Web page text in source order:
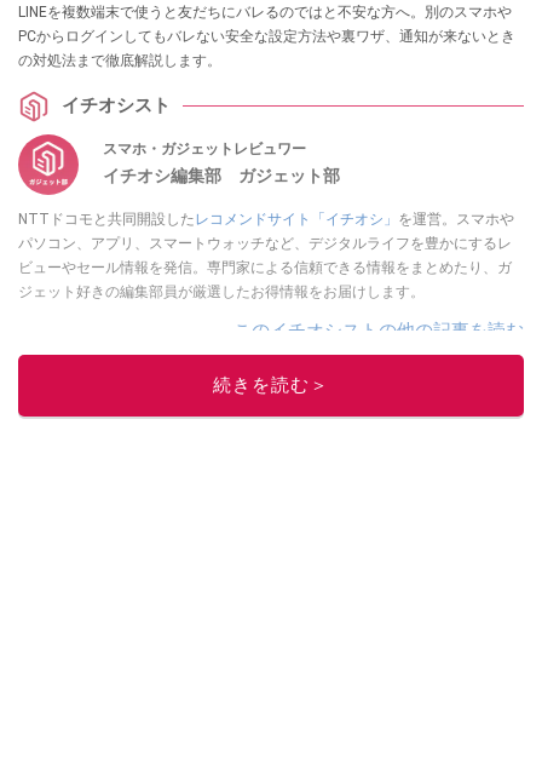
LINEを複数端末で使うと友だちにバレるのではと不安な方へ。別のスマホや
PCからログインしてもバレない安全な設定方法や裏ワザ、通知が来ないとき
の対処法まで徹底解説します。
イチオシスト
スマホ・ガジェットレビュワー
イチオシ編集部 ガジェット部
NTTドコモと共同開設した レコメンドサイト「イチオシ」 を運営。スマホや
パソコン、アプリ、スマートウォッチなど、デジタルライフを豊かにするレ
ビューやセール情報を発信。専門家による信頼できる情報をまとめたり、ガ
ジェット好きの編集部員が厳選したお得情報をお届けします。
このイチオシストの他の記事を読む
続きを読む＞